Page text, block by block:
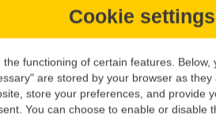
Cookie settings
functioning of certain features.
are stored by your browser as
store your preferences, and provide
You can choose to enable or